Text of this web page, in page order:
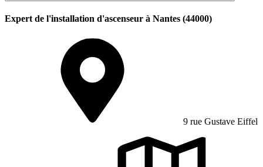
Expert de l'installation d'ascenseur à Nantes (44000)
9 rue Gustave Eiffel